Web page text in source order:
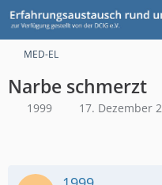
MED-EL
Narbe schmerzt
1999 17. Dezember